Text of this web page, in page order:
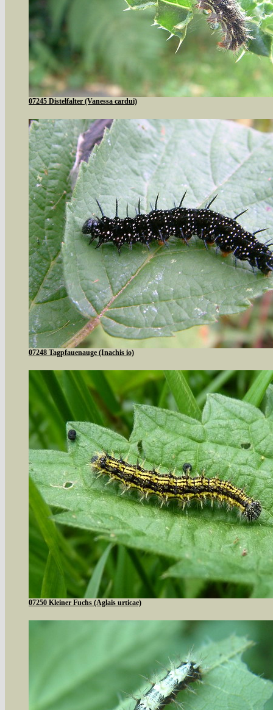
07245 Distelfalter (Vanessa cardui)
07248 Tagpfauenauge (Inachis io)
07250 Kleiner Fuchs (Aglais urticae)